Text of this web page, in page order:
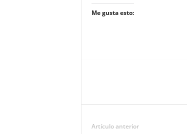
Me gusta esto:
Artículo anterior